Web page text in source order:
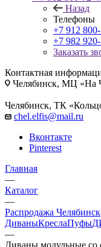
Назад
Телефоны
+7 912
+7 982
Заказать
Контактная
Челябинск, МЦ «На
Челябинск, ТК
chel.elfis@mail.ru
Вконтакте
Pinterest
Главная
—
Каталог
—
Распродажа Челябинск
ДиваныКреслаПуфы
—
Диваны модульные со